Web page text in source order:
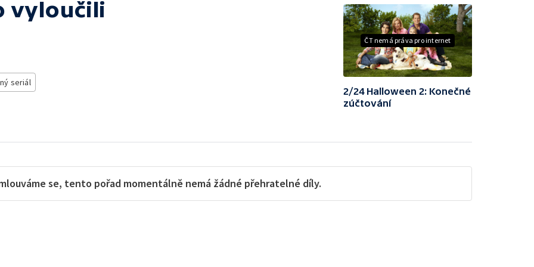
vyloučili
seriál
ČT nemá práva pro internet
2/24 Halloween 2: Konečné
zúčtování
se, tento pořad momentálně nemá žádné přehratelné díly.